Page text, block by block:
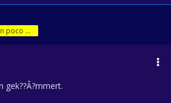
??Â?Necesito un poco de jam??Â?n!
gek??Â?mmert.